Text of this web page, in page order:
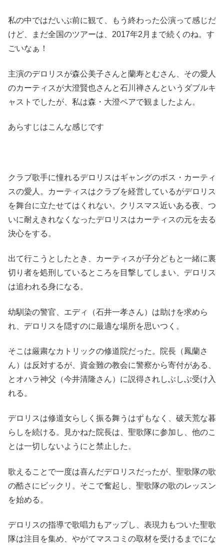
私の中ではだいぶ前に観て、もう終わった公演って感じだ
けど、まだ全国のツアーは、2017年2月まで続くのね。す
ごいなぁ！
主演のデロリスが森公美子さんと蘭寿とむさん、その愛人
のカーティスが大澄賢也さんと石川禅さんというダブルキ
ャストでしたが、私は森・大澄ペアで観ましたよん。
あらすじはこんな感じです
クラブ歌手に憧れるデロリスはギャングのボス・カーティ
スの愛人。カーティスはクラブを経営しているがデロリス
を舞台に立たせてはくれない。クリスマス近いある夜、つ
いに耐えきれなくなったデロリスはカーティスの元を去る
決心をする。
出て行こうとしたとき、カーティスが子分どもと一緒に裏
切り者を処刑しているところを目撃してしまい、デロリス
は追われる身になる。
幼馴染の警官、エディ（石井一孝さん）は助けを求めら
れ、デロリスを隠すのに最適な場所を思いつく。
そこは厳粛なカトリックの修道院だった。院長（鳳蘭さ
ん）は反対するが、資金難の教会に警察から寄付がある、
とオハラ神父（今井清隆さん）に説得されしぶしぶ受け入
れる。
デロリスは修道女らしく振る舞うはずもなく、破天荒な暮
らしを続ける。見かねた院長は、聖歌隊に参加し、他のこ
とは一切しないようにと禁止した。
歌えることで一度は喜んだデロリスだったが、聖歌隊の歌
の酷さにビックリ。そこで奮起し、聖歌隊の歌のレッスン
を始める。
デロリスの指導で歌唱力もアップし、表現力もついた聖歌
隊は注目を集め、やがてマスコミの取材を受けるまでにな